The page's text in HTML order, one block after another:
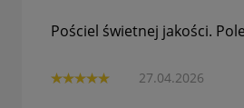
27.04.2026
Pościel świetnej jakości.